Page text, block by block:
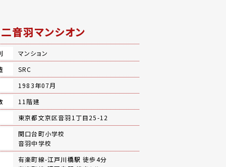
音羽マンシオン
マンション
SRC
1983年07月
11階建
東京都文京区音羽1丁目25-12
関口台町小学校
音羽中学校
有楽町線-江戸川橋駅 徒歩4分